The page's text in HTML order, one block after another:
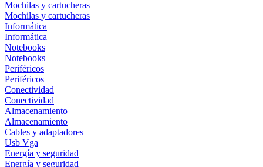
Mochilas y cartucheras
Mochilas y cartucheras
Informática
Informática
Notebooks
Notebooks
Periféricos
Periféricos
Conectividad
Conectividad
Almacenamiento
Almacenamiento
Cables y adaptadores
Usb Vga
Energía y seguridad
Energía y seguridad